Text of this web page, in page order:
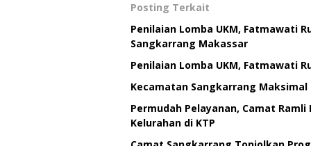
Posting Terkait
Penilaian Lomba UKM, Fatmawati
Sangkarrang Makassar
Penilaian Lomba UKM, Fatmawati
Kecamatan Sangkarrang Maksimal
Permudah Pelayanan, Camat
Kelurahan di KTP